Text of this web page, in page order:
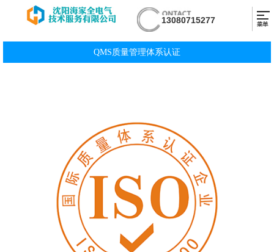
13080715277
QMS质量管理体系认证